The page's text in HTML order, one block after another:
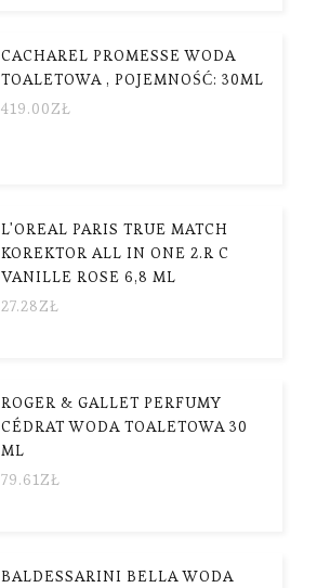
CACHAREL PROMESSE WODA
TOALETOWA , POJEMNOŚĆ: 30ML
419.00ZŁ
L'OREAL PARIS TRUE MATCH
KOREKTOR ALL IN ONE 2.R C
VANILLE ROSE 6,8 ML
27.28ZŁ
ROGER & GALLET PERFUMY
CÉDRAT WODA TOALETOWA 30
ML
79.61ZŁ
BALDESSARINI BELLA WODA